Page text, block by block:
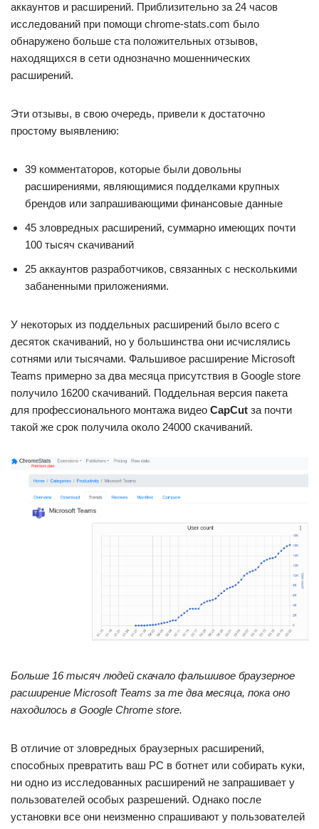
аккаунтов и расширений. Приблизительно за 24 часов
исследований при помощи chrome-stats.com было
обнаружено больше ста положительных отзывов,
находящихся в сети однозначно мошеннических
расширений.
Эти отзывы, в свою очередь, привели к достаточно
простому выявлению:
39 комментаторов, которые были довольны
расширениями, являющимися подделками крупных
брендов или запрашивающими финансовые данные
45 зловредных расширений, суммарно имеющих почти
100 тысяч скачиваний
25 аккаунтов разработчиков, связанных с несколькими
забаненными приложениями.
У некоторых из поддельных расширений было всего с
десяток скачиваний, но у большинства они исчислялись
сотнями или тысячами. Фальшивое расширение Microsoft
Teams примерно за два месяца присутствия в Google store
получило 16200 скачиваний. Поддельная версия пакета
для профессионального монтажа видео CapCut за почти
такой же срок получила около 24000 скачиваний.
Больше 16 тысяч людей скачало фальшивое браузерное
расширение Microsoft Teams за те два месяца, пока оно
находилось в Google Chrome store.
В отличие от зловредных браузерных расширений,
способных превратить ваш PC в ботнет или собирать куки,
ни одно из исследованных расширений не запрашивает у
пользователей особых разрешений. Однако после
установки все они неизменно спрашивают у пользователей